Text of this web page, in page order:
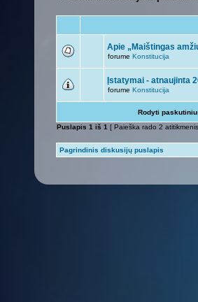
Apie „Maištingas
forume Konstitucija
Įstatymai - atnaujinta
forume Konstitucija
Rodyti
Puslapis 1 iš 1 [ Paieška rado 2
Pagrindinis diskusijų puslapis